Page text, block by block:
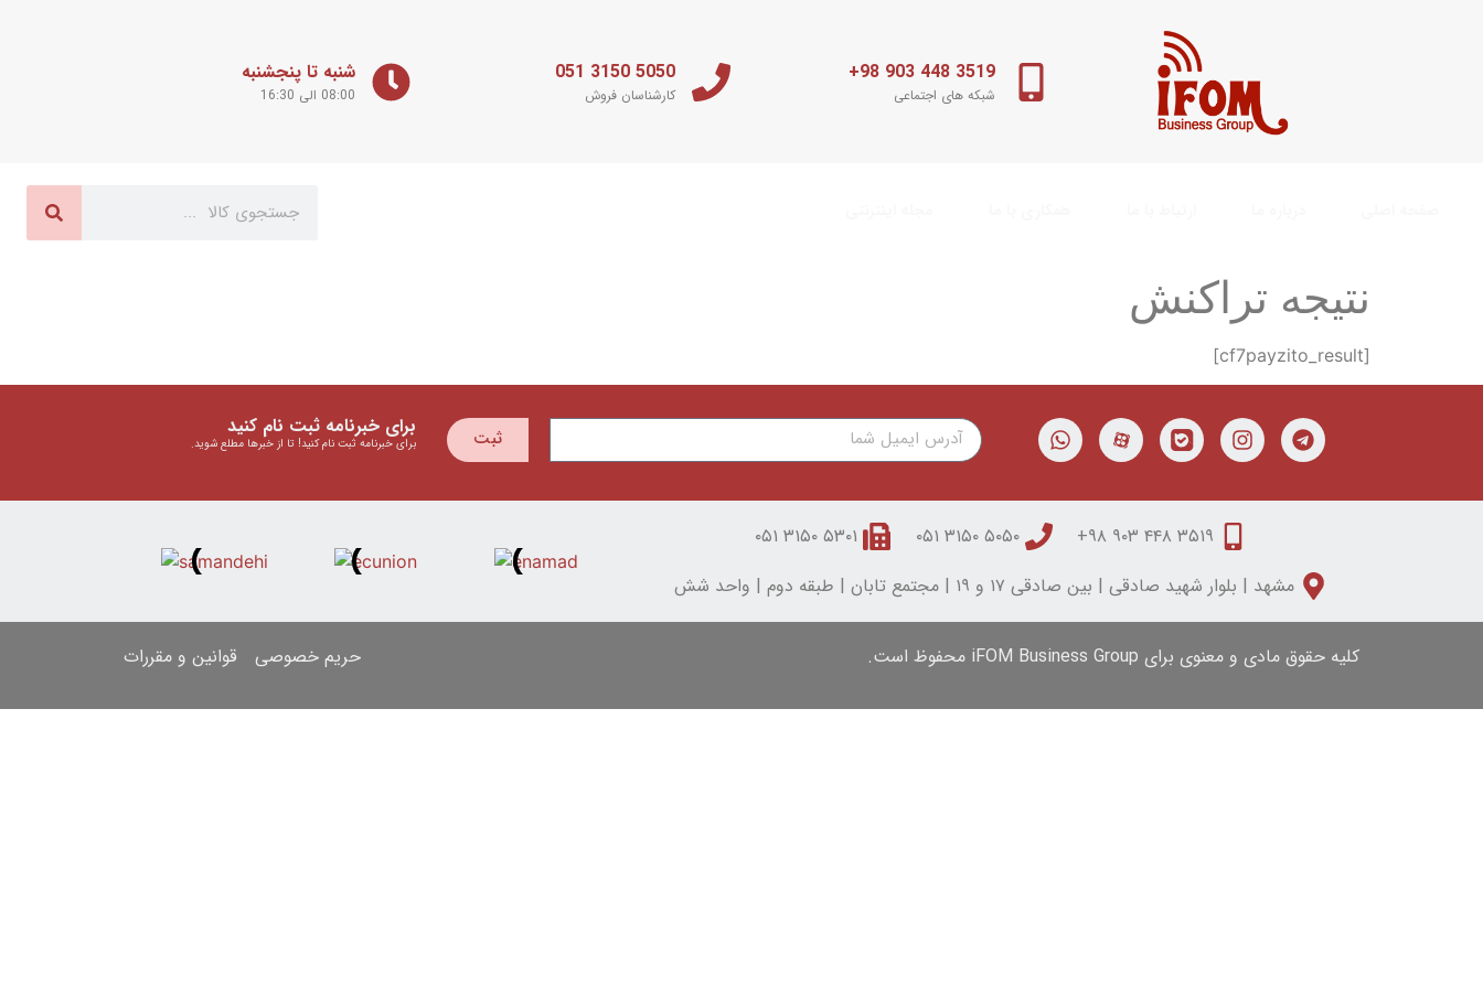
3519 448 903 98+
شبکه های اجتماعی
5050 3150 051
کارشناسان فروش
شنبه تا پنجشنبه
08:00 الی 16:30
نتیجه تراکنش
[cf7payzito_result]
ثبت برای خبرنامه ثبت نام کنید
برای خبرنامه ثبت نام کنید! تا از خبرها مطلع شوید.
۳۵۱۹ ۴۴۸ ۹۰۳ ۹۸+ ۵۰۵۰ ۳۱۵۰ ۰۵۱
۵۳۰۱ ۳۱۵۰ ۰۵۱
مشهد | بلوار شهید صادقی | بین صادقی ۱۷ و ۱۹ | مجتمع تابان | طبقه دوم | واحد شش
کلیه حقوق مادی و معنوی برای iFOM Business Group محفوظ است. حریم خصوصی قوانین و مقررات